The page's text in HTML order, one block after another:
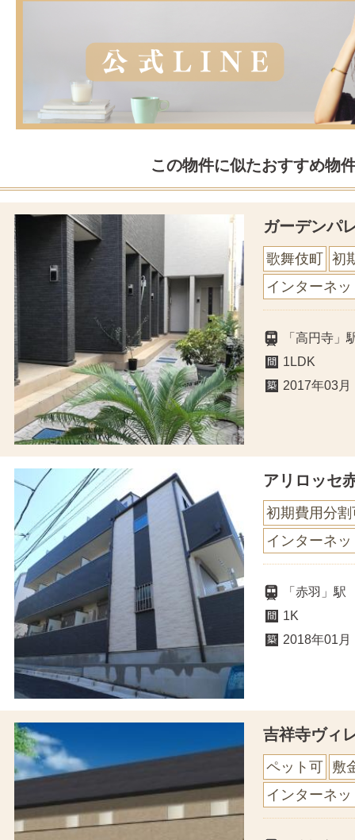
この物件に似たおすすめ物
ガーデンパ
歌舞伎町
初
インターネ
「高円寺
1LDK
2017年03月
アリロッセ
初期費用分割
インターネ
「赤羽」
1K
2018年01月
吉祥寺ヴィ
ペット可 敷
インターネ